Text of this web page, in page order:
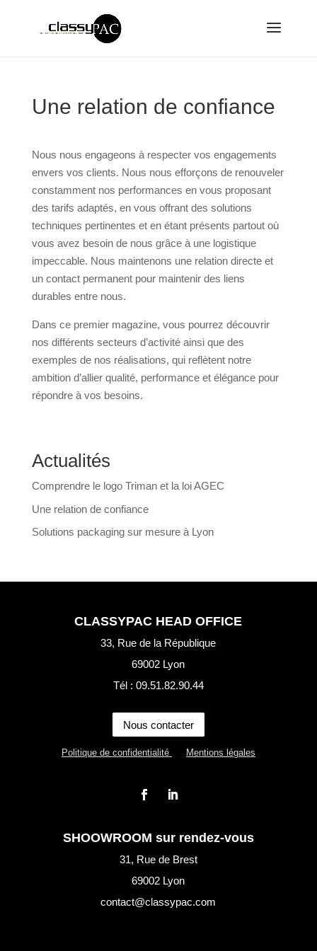
Une relation de confiance
Nous nous engageons à respecter vos engagements
envers vos clients. Nous nous efforçons de renouveler
constamment nos performances en vous proposant
des tarifs adaptés, en vous offrant des solutions
techniques pertinentes et en étant présents partout où
vous avez besoin de nous grâce à une logistique
impeccable. Nous maintenons une relation directe et
un contact permanent pour maintenir des liens
durables entre nous.
Dans ce premier magazine, vous pourrez découvrir
nos différents secteurs d’activité ainsi que des
exemples de nos réalisations, qui reflètent notre
ambition d’allier qualité, performance et élégance pour
répondre à vos besoins.
Actualités
Comprendre le logo Triman et la loi AGEC
Une relation de confiance
Solutions packaging sur mesure à Lyon
CLASSYPAC HEAD OFFICE
33, Rue de la République
69002 Lyon
Tél : 09.51.82.90.44
Nous contacter
Politique de confidentialité Mentions légales
SHOOWROOM sur rendez-vous
31, Rue de Brest
69002 Lyon
contact@classypac.com